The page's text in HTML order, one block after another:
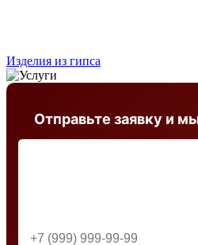
Изделия из гипса
Отправьте заявку и